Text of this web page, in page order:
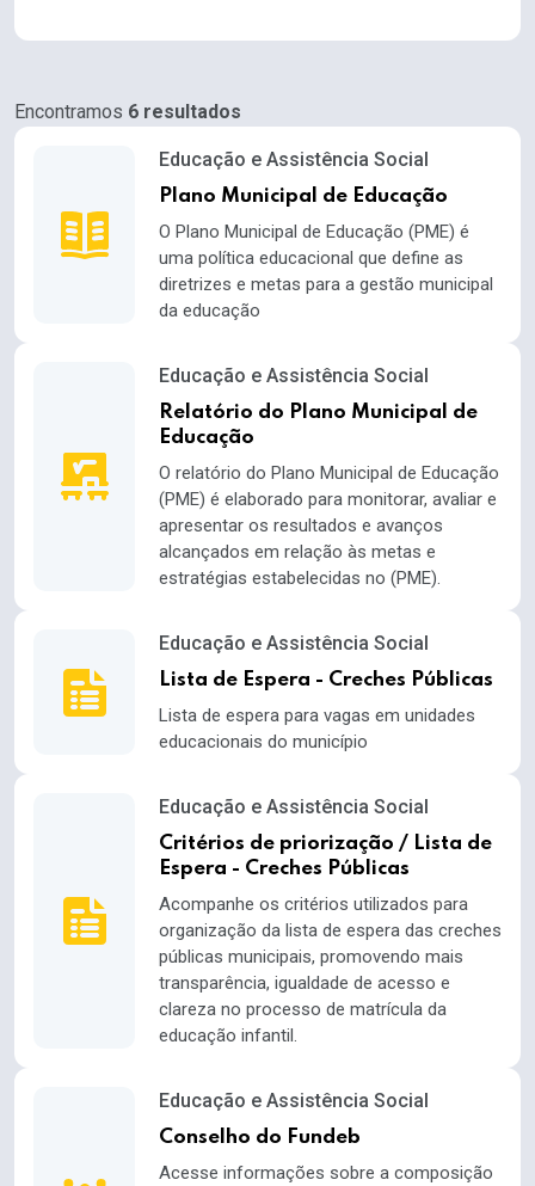
Encontramos 6 resultados
Educação e Assistência Social
Plano Municipal de Educação
O Plano Municipal de Educação (PME) é
uma política educacional que define as
diretrizes e metas para a gestão municipal
da educação
Educação e Assistência Social
Relatório do Plano Municipal de
Educação
O relatório do Plano Municipal de Educação
(PME) é elaborado para monitorar, avaliar e
apresentar os resultados e avanços
alcançados em relação às metas e
estratégias estabelecidas no (PME).
Educação e Assistência Social
Lista de Espera - Creches Públicas
Lista de espera para vagas em unidades
educacionais do município
Educação e Assistência Social
Critérios de priorização / Lista de
Espera - Creches Públicas
Acompanhe os critérios utilizados para
organização da lista de espera das creches
públicas municipais, promovendo mais
transparência, igualdade de acesso e
clareza no processo de matrícula da
educação infantil.
Educação e Assistência Social
Conselho do Fundeb
Acesse informações sobre a composição